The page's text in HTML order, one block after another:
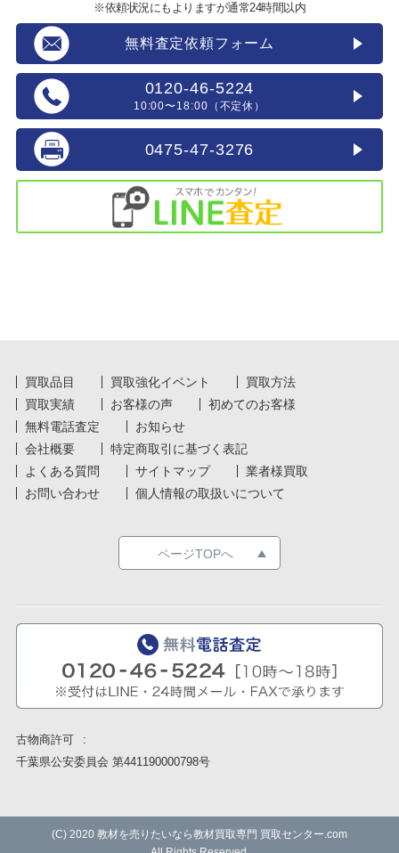
※依頼状況にもよりますが通常24時間以内
無料査定依頼フォーム
0120-46-5224
10:00〜18:00（不定休）
0475-47-3276
買取品目 買取強化イベント
買取方法
買取実績
お客様の声
初めてのお客様
無料電話査定
お知らせ
会社概要
特定商取引に基づく表記
よくある質問
サイトマップ
業者様買取
お問い合わせ
個人情報の取扱いについて
ページTOPへ
古物商許可
千葉県公安委員会 第441190000798号
(C) 2020 教材を売りたいなら教材買取専門 買取センター.com